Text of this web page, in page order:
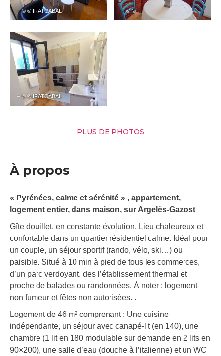
– © © IRATCABAL – © ©
– © © IRATCABAL
PLUS DE PHOTOS
À propos
« Pyrénées, calme et sérénité » , appartement,
logement entier, dans maison, sur Argelès-Gazost
Gîte douillet, en constante évolution. Lieu chaleureux et
confortable dans un quartier résidentiel calme. Idéal pour
un couple, un séjour sportif (rando, vélo, ski…) ou
paisible. Situé à 10 min à pied de tous les commerces,
d’un parc verdoyant, des l’établissement thermal et
proche de balades ou randonnées. À noter : logement
non fumeur et fêtes non autorisées. .
Logement de 46 m² comprenant : Une cuisine
indépendante, un séjour avec canapé-lit (en 140), une
chambre (1 lit en 180 modulable sur demande en 2 lits en
90×200), une salle d’eau (douche à l’italienne) et un WC